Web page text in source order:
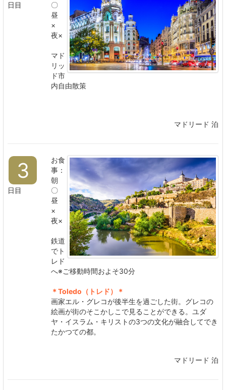
日目
〇
昼
×
夜×
マド
リッ
ド市
内自由散策
マドリード 泊
3
日目
お食
事：
朝
〇
昼
×
夜×
鉄道
でト
レド
へ※ご移動時間およそ30分
＊Toledo（トレド）＊
画家エル・グレコが後半生を過ごした街。グレコの
絵画が街のそこかしこで見ることができる。ユダ
ヤ・イスラム・キリストの3つの文化が融合してでき
たかつての都。
マドリード 泊